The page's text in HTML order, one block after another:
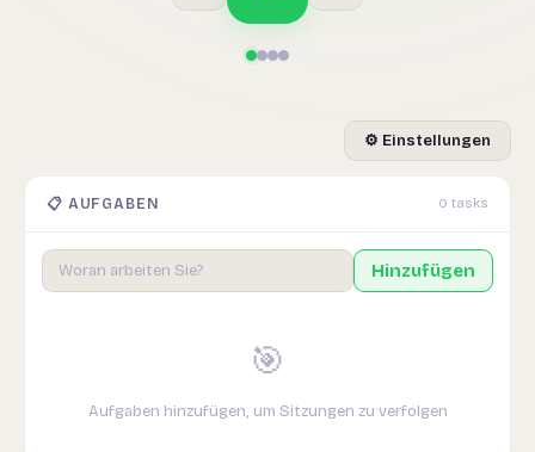
⚙️ Einstellungen
📋 AUFGABEN 0 tasks
Hinzufügen
🎯
Aufgaben hinzufügen, um Sitzungen zu verfolgen